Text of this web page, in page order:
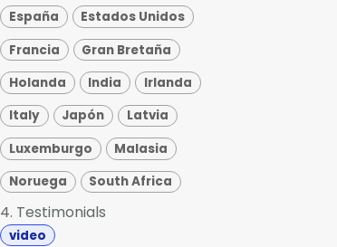
España
Estados Unidos
Francia
Gran Bretaña
Holanda
India
Irlanda
Italy
Japón
Latvia
Luxemburgo
Malasia
Noruega
South Africa
4. Testimonials
video